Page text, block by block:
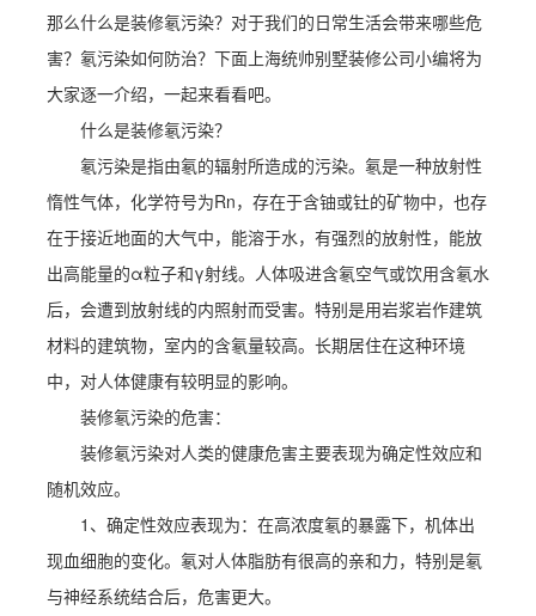
那么什么是装修氡污染？对于我们的日常生活会带来哪些危
害？氡污染如何防治？下面上海统帅别墅装修公司小编将为
大家逐一介绍，一起来看看吧。
什么是装修氡污染？
氡污染是指由氡的辐射所造成的污染。氡是一种放射性
惰性气体，化学符号为Rn，存在于含铀或钍的矿物中，也存
在于接近地面的大气中，能溶于水，有强烈的放射性，能放
出高能量的α粒子和γ射线。人体吸进含氡空气或饮用含氡水
后，会遭到放射线的内照射而受害。特别是用岩浆岩作建筑
材料的建筑物，室内的含氡量较高。长期居住在这种环境
中，对人体健康有较明显的影响。
装修氡污染的危害：
装修氡污染对人类的健康危害主要表现为确定性效应和
随机效应。
1、确定性效应表现为：在高浓度氡的暴露下，机体出
现血细胞的变化。氡对人体脂肪有很高的亲和力，特别是氡
与神经系统结合后，危害更大。